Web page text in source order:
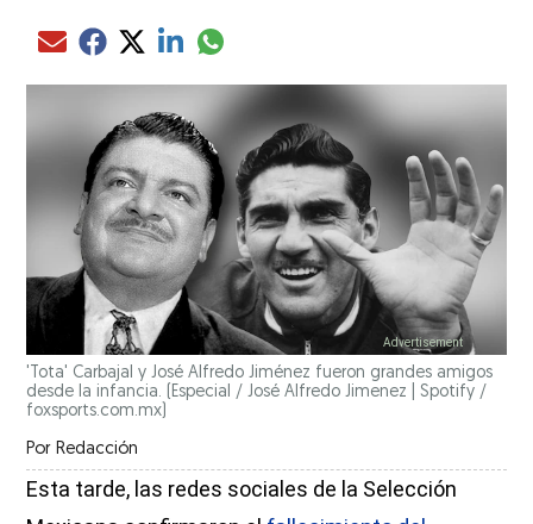
Compartir el artículo actual mediante Email
Compartir el artículo actual mediante Facebook
Compartir el artículo actual mediante Twitter
Compartir el artículo actual mediante LinkedIn
Compartir el artículo actual mediante
'Tota' Carbajal y José Alfredo Jiménez fueron grandes amigos
desde la infancia.
(Especial / José Alfredo Jimenez | Spotify /
foxsports.com.mx)
Por Redacción
Esta tarde, las redes sociales de la Selección